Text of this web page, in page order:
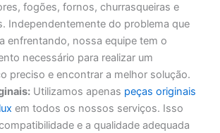
fogões, fornos, churrasqueiras e
Independentemente do problema que
enfrentando, nossa equipe tem o
necessário para realizar um
preciso e encontrar a melhor solução.
Utilizamos apenas peças originais
em todos os nossos serviços. Isso
e a qualidade adequada